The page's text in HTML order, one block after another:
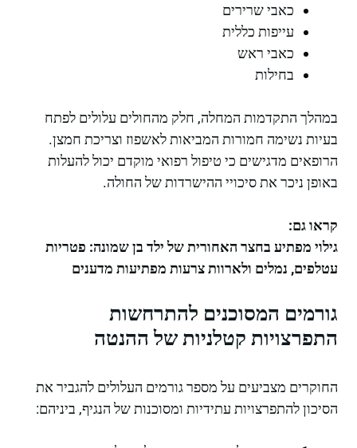
כאבי שרירים
עייפות כללית
כאבי ראש
בחילות
במהלך התקדמות המחלה, חלק מהחולים עלולים לפתח
בעיות נשימה חמורות המביאות לאשפוז וצריכת חמצן.
הרופאים מדגישים כי טיפול רפואי מוקדם יכול להעלות
באופן ניכר את סיכויי ההישרדות של החולה.
קראו גם:
גילוי מפתיע בחצר האחורית של ילד בן שמונה: פטריות
עטלפים, נמלים ולארוות צרעות מפתיעות מדענים
גורמים המסוכנים להתרחשות
התפרצויות קטלניות של ההנטה
החוקרים מצביעים על מספר גורמים העלולים להגביר את
הסיכון להתפרצויות עתידיות ומסוכנות של הנגיף, ביניהם: